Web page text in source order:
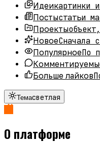
Идеикартинки
Постыстатьи
Проекты
НовоеСначала
ПопулярноеПо
Больше лайков
Темасветлая
О платформе